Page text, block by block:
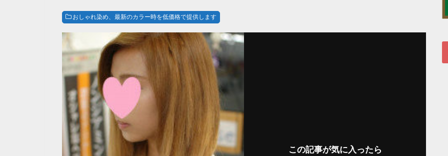
おしゃれ染め、最新のカラー時を低価格で提供します
この記事が気に入ったら